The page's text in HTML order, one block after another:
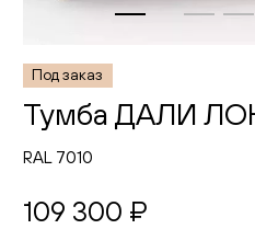
Тумба ДАЛИ
Под заказ
RAL 7010
109 300 ₽